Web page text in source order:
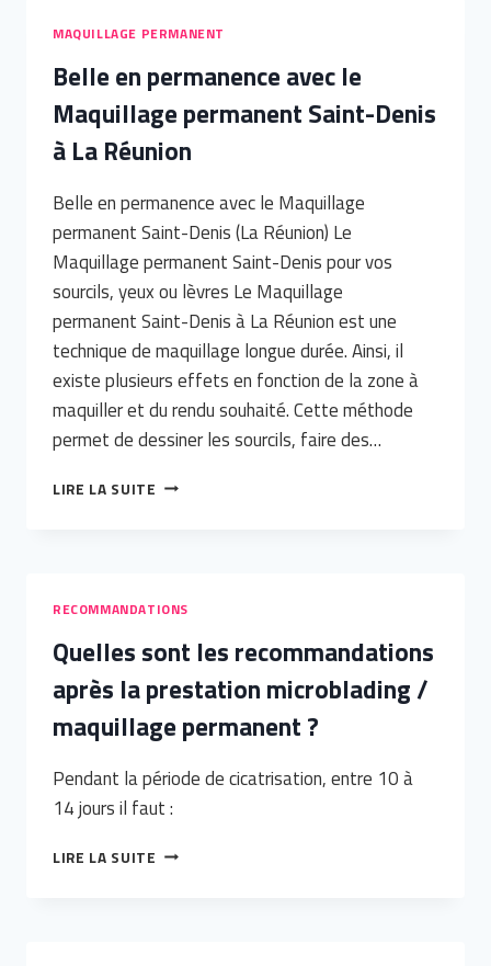
MAQUILLAGE PERMANENT
Belle en permanence avec le
Maquillage permanent Saint-Denis
à La Réunion
Belle en permanence avec le Maquillage
permanent Saint-Denis (La Réunion) Le
Maquillage permanent Saint-Denis pour vos
sourcils, yeux ou lèvres Le Maquillage
permanent Saint-Denis à La Réunion est une
technique de maquillage longue durée. Ainsi, il
existe plusieurs effets en fonction de la zone à
maquiller et du rendu souhaité. Cette méthode
permet de dessiner les sourcils, faire des…
LIRE LA SUITE BELLE
PERMANENT SAINT-
DENIS
À
LA
RECOMMANDATIONS
Quelles sont les recommandations
après la prestation microblading /
maquillage permanent ?
Pendant la période de cicatrisation, entre 10 à
14 jours il faut :
LIRE LA SUITE QUELLES